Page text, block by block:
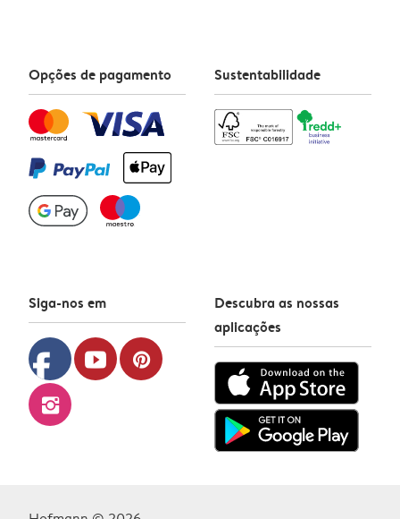
Opções de pagamento Sustentabilidade
Siga-nos em
facebook youtube pinterest
instagram
Descubra as nossas
aplicações